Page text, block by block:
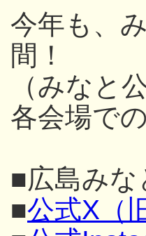
今年も、
間！
（みなと
各会場で
■広島みな
■公式X（